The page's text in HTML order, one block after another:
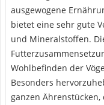
ausgewogene
bietet eine sehr gute
und Mineralstoffen.
Wohlbefinden der
Besonders
ganzen